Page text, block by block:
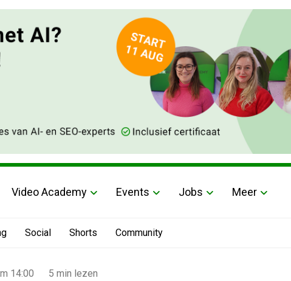
Video Academy Events Jobs Meer
Social Shorts Community
14:00 5 min lezen